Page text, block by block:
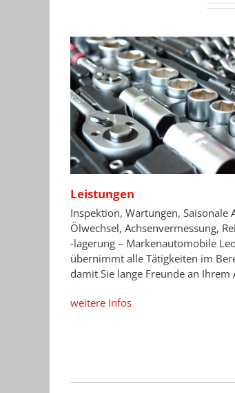
Leistungen
Inspektion, Wartungen, Saisonale
Ölwechsel, Achsenvermessung,
-lagerung – Markenautomobile
übernimmt alle Tätigkeiten im
damit Sie lange Freunde an Ihrem
weitere Infos